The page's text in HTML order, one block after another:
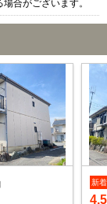
合がございます。
新着
4.5